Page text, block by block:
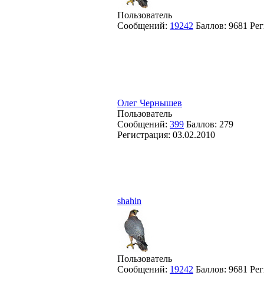
Пользователь
Сообщений: 19242 Баллов: 9681
Олег Чернышев
Пользователь
Сообщений: 399 Баллов: 279
Регистрация: 03.02.2010
shahin
Пользователь
Сообщений: 19242 Баллов: 9681